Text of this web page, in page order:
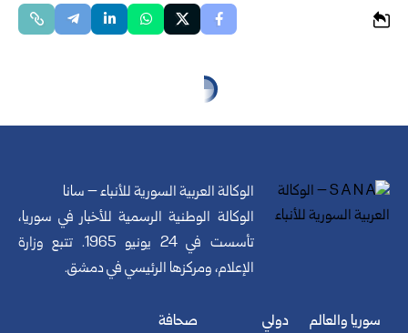
الوكالة العربية السورية للأنباء – سانا
الوكالة الوطنية الرسمية للأخبار في سوريا،
تأسست في 24 يونيو 1965. تتبع وزارة
الإعلام، ومركزها الرئيسي في دمشق.
سوريا والعالم دولي صحافة